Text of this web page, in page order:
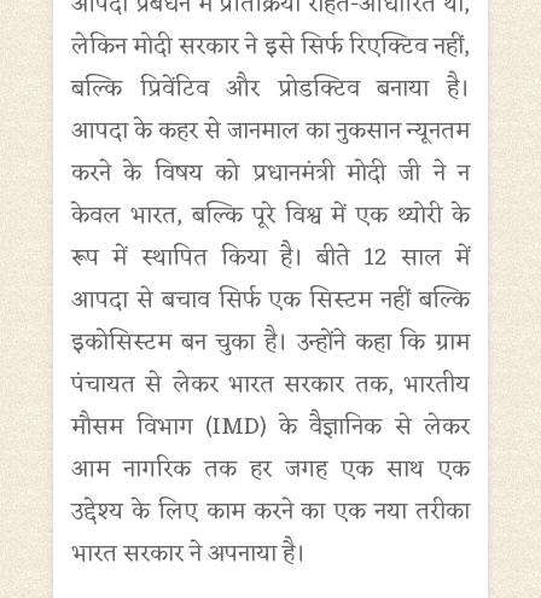
लेकिन मोदी सरकार ने इसे सिर्फ रिएक्टिव नहीं,
बल्कि प्रिवेंटिव और प्रोडक्टिव बनाया है।
आपदा के कहर से जानमाल का नुकसान न्यूनतम
करने के विषय को प्रधानमंत्री मोदी जी ने न
केवल भारत, बल्कि पूरे विश्व में एक थ्योरी के
रूप में स्थापित किया है। बीते 12 साल में
आपदा से बचाव सिर्फ एक सिस्टम नहीं बल्कि
इकोसिस्टम बन चुका है। उन्होंने कहा कि ग्राम
पंचायत से लेकर भारत सरकार तक, भारतीय
मौसम विभाग (IMD) के वैज्ञानिक से लेकर
आम नागरिक तक हर जगह एक साथ एक
उद्देश्य के लिए काम करने का एक नया तरीका
भारत सरकार ने अपनाया है।